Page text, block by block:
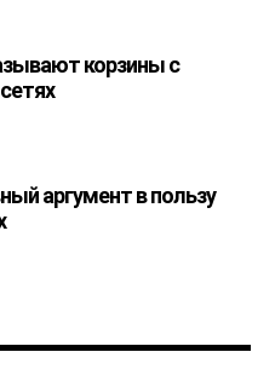
корзины с
аргумент в пользу